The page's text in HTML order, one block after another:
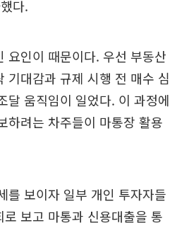
다.
요인이 때문이다. 우선 부동산
기대감과 규제 시행 전 매수 심
달 움직임이 일었다. 이 과정에
하려는 차주들이 마통장 활용
를 보이자 일부 개인 투자자들
보고 마통과 신용대출을 통